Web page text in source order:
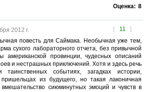
Оценка: 8
[ 11 ]
2012 г.
повесть для Саймака. Необычная уже тем,
сухого лабораторного отчета, без привычной
провинции, чудесных описаний
и нестрашных приключений. Хотя и здесь речь
событиях, загадках истории,
из будущего, но такая лаконичная
сиюминутных эмоций и чувств в